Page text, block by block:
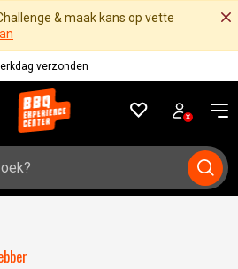
& maak kans op vette
verzonden